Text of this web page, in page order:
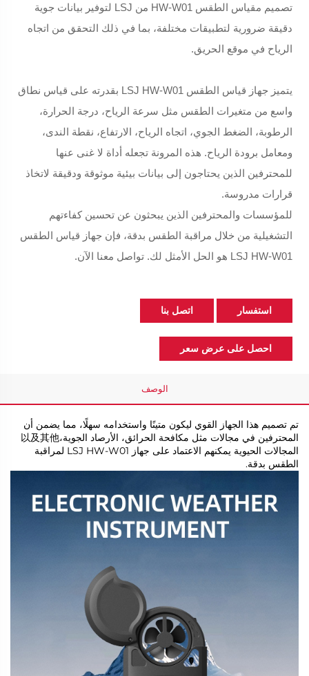
تصميم مقياس الطقس HW-W01 من LSJ لتوفير بيانات جوية
دقيقة ضرورية لتطبيقات مختلفة، بما في ذلك التحقق من اتجاه
الرياح في موقع الحريق.
يتميز جهاز قياس الطقس LSJ HW-W01 بقدرته على قياس نطاق
واسع من متغيرات الطقس مثل سرعة الرياح، درجة الحرارة،
الرطوبة، الضغط الجوي، اتجاه الرياح، الارتفاع، نقطة الندى،
ومعامل برودة الرياح. هذه المرونة تجعله أداة لا غنى عنها
للمحترفين الذين يحتاجون إلى بيانات بيئية موثوقة ودقيقة لاتخاذ
قرارات مدروسة.
للمؤسسات والمحترفين الذين يبحثون عن تحسين كفاءتهم
التشغيلية من خلال مراقبة الطقس بدقة، فإن جهاز قياس الطقس
LSJ HW-W01 هو الحل الأمثل لك. تواصل معنا الآن.
استفسار اتصل بنا
احصل على عرض سعر
الوصف
تم تصميم هذا الجهاز القوي ليكون متينًا واستخدامه سهلًا، مما يضمن أن
المحترفين في مجالات مثل مكافحة الحرائق، الأرصاد الجوية،以及其他
المجالات الحيوية يمكنهم الاعتماد على جهاز LSJ HW-W01 لمراقبة
الطقس بدقة.